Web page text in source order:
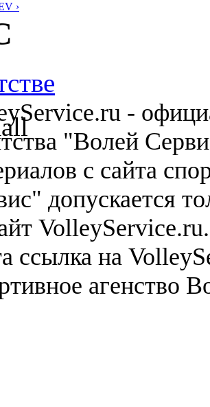
›
-
"Волей
с сайта
допускается
ссылка на
агенство